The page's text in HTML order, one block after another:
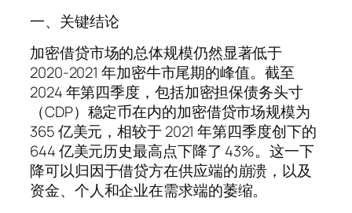
一、关键结论
加密借贷市场的总体规模仍然显著低于
2020-2021 年加密牛市尾期的峰值。截至
2024 年第四季度，包括加密担保债务头寸
（CDP）稳定币在内的加密借贷市场规模为
365 亿美元，相较于 2021 年第四季度创下的
644 亿美元历史最高点下降了 43%。这一下
降可以归因于借贷方在供应端的崩溃，以及
资金、个人和企业在需求端的萎缩。